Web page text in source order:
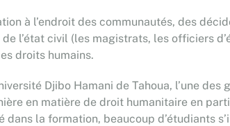
à l’endroit des communautés, des
l’état civil (les magistrats, les officiers
droits humains.
Djibo Hamani de Tahoua, l’une des
en matière de droit humanitaire en
la formation, beaucoup d’étudiants